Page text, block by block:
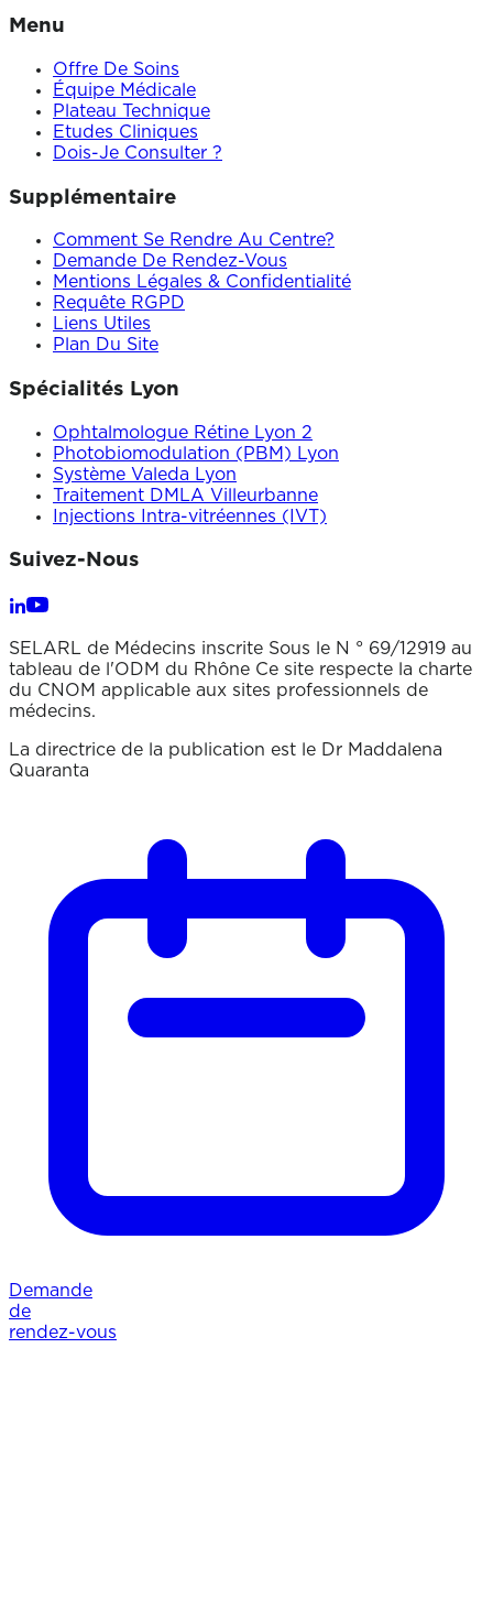
Menu
Offre De Soins
Équipe Médicale
Plateau Technique
Etudes Cliniques
Dois-Je Consulter ?
Supplémentaire
Comment Se Rendre Au Centre?
Demande De Rendez-Vous
Mentions Légales & Confidentialité
Requête RGPD
Liens Utiles
Plan Du Site
Spécialités Lyon
Ophtalmologue Rétine Lyon 2
Photobiomodulation (PBM) Lyon
Système Valeda Lyon
Traitement DMLA Villeurbanne
Injections Intra-vitréennes (IVT)
Suivez-Nous
SELARL de Médecins inscrite Sous le N ° 69/12919 au
tableau de l'ODM du Rhône Ce site respecte la charte
du CNOM applicable aux sites professionnels de
médecins.
La directrice de la publication est le Dr Maddalena
Quaranta
Demande
de
rendez-vous